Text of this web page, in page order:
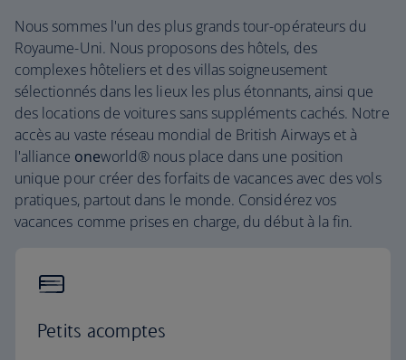
Nous sommes l'un des plus grands tour-opérateurs du
Royaume-Uni. Nous proposons des hôtels, des
complexes hôteliers et des villas soigneusement
sélectionnés dans les lieux les plus étonnants, ainsi que
des locations de voitures sans suppléments cachés. Notre
accès au vaste réseau mondial de British Airways et à
l'alliance oneworld® nous place dans une position
unique pour créer des forfaits de vacances avec des vols
pratiques, partout dans le monde. Considérez vos
vacances comme prises en charge, du début à la fin.
Petits acomptes